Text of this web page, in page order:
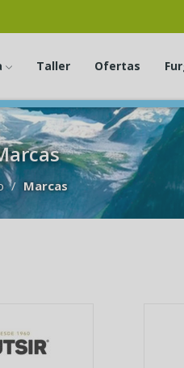
Taller Ofertas
Marcas